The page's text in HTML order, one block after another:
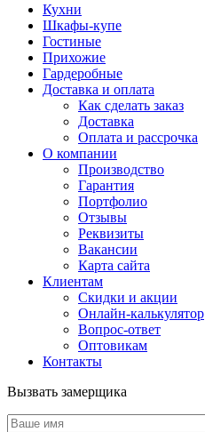
Кухни
Шкафы-купе
Гостиные
Прихожие
Гардеробные
Доставка и оплата
Как сделать заказ
Доставка
Оплата и рассрочка
О компании
Производство
Гарантия
Портфолио
Отзывы
Реквизиты
Вакансии
Карта сайта
Клиентам
Скидки и акции
Онлайн-калькулятор
Вопрос-ответ
Оптовикам
Контакты
Вызвать замерщика